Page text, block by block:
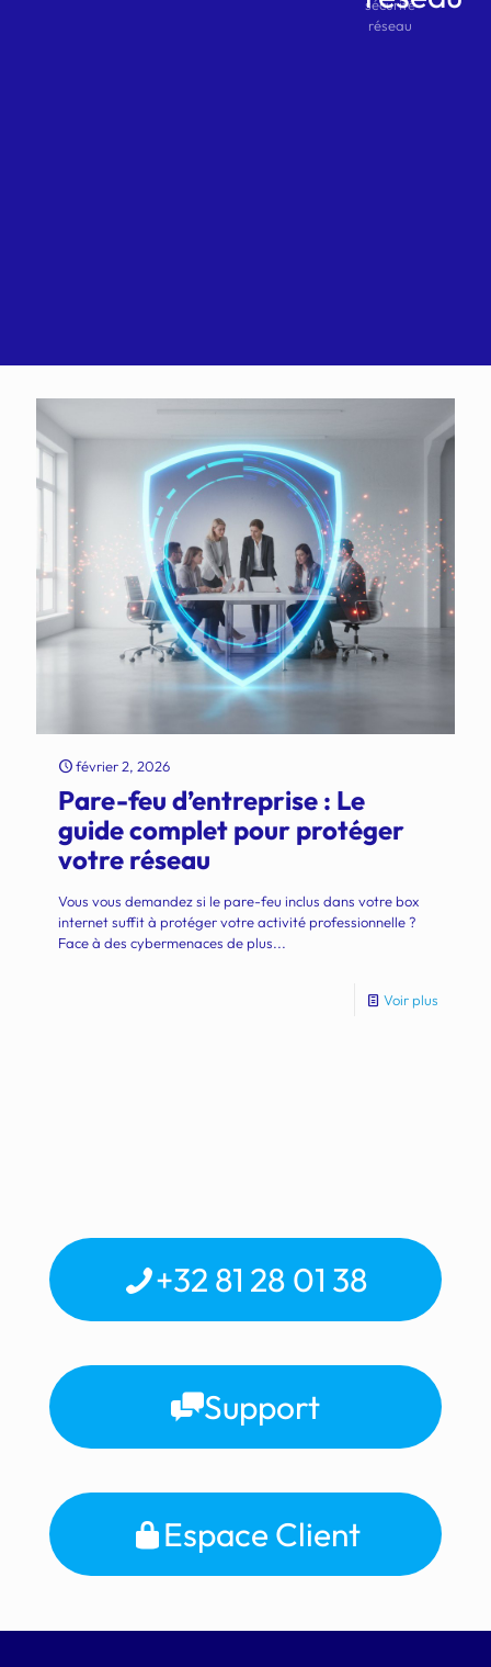
sécurité
réseau
février 2, 2026
Pare-feu d’entreprise : Le
guide complet pour protéger
votre réseau
Vous vous demandez si le pare-feu inclus dans votre box
internet suffit à protéger votre activité professionnelle ?
Face à des cybermenaces de plus...
Voir plus
+32 81 28 01 38
Support
Espace Client